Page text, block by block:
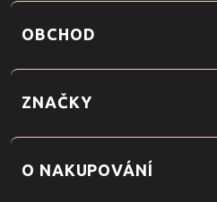
OBCHOD
ZNAČKY
O NAKUPOVÁNÍ